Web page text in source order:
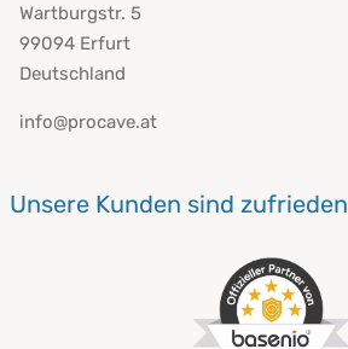
Wartburgstr. 5
99094 Erfurt
Deutschland
info@procave.at
Unsere Kunden sind zufrieden